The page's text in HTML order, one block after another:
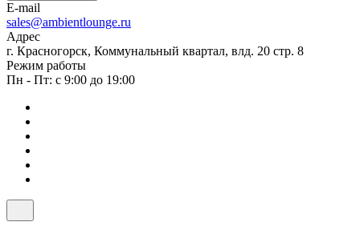
E-mail
sales@ambientlounge.ru
Адрес
г. Красногорск, Коммунальный квартал, влд. 20 стр. 8
Режим работы
Пн - Пт: с 9:00 до 19:00